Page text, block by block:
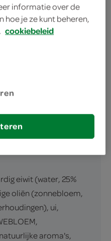
eiwitten met
eiwit (water, 25%
oliën (zonnebloem,
ui,
aroma's,
informatie over de
hoe je ze kunt beheren,
cookiebeleid